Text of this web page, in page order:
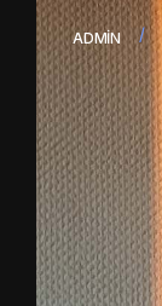
ADMIN /